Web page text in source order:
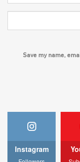
Save my name,
Instagram